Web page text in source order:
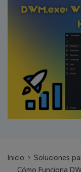
Recupera
Otros
Inicio
Soluciones
Cómo Funciona